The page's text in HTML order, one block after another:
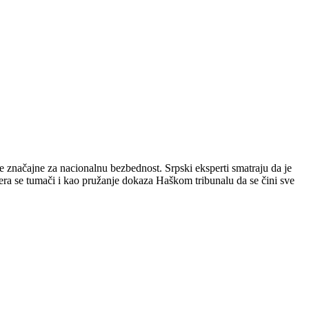
za nacionalnu bezbednost. Srpski eksperti smatraju da je
se tumači i kao pružanje dokaza Haškom tribunalu da se čini sve